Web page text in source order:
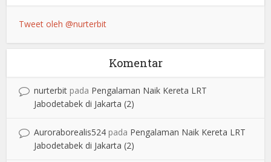
Tweet oleh @nurterbit
Komentar
nurterbit pada Pengalaman Naik Kereta LRT
Jabodetabek di Jakarta (2)
Auroraborealis524 pada Pengalaman Naik Kereta LRT
Jabodetabek di Jakarta (2)